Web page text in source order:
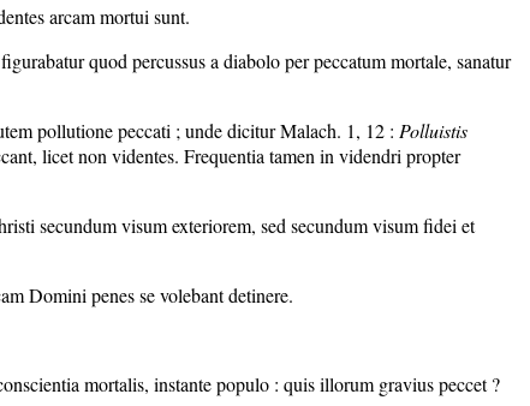
arcam mortui sunt.
quod percussus a diabolo per peccatum mortale, sanatur
pollutione peccati ; unde dicitur Malach. 1, 12 : Polluistis
licet non videntes. Frequentia tamen in videndri propter
secundum visum exteriorem, sed secundum visum fidei et
Domini penes se volebant detinere.
mortalis, instante populo : quis illorum gravius peccet ?